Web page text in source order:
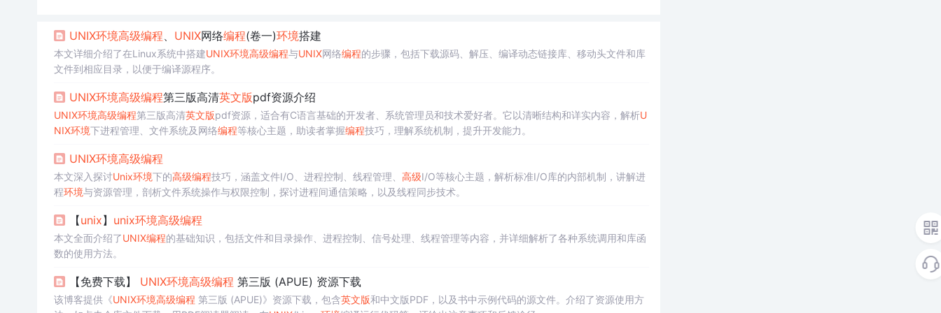
UNIX环境高级编程、 UNIX网络编程(卷一)环境搭建
本文详细介绍了在Linux系统中搭建UNIX环境高级编程与UNIX网络编程的步骤，包括下载源码、解压、编译动态链接库、移动头文件和库
文件到相应目录，以便于编译源程序。
UNIX环境高级编程第三版高清英文版pdf资源介绍
UNIX环境高级编程第三版高清英文版pdf资源，适合有C语言基础的开发者、系统管理员和技术爱好者。它以清晰结构和详实内容，解析U
NIX环境下进程管理、文件系统及网络编程等核心主题，助读者掌握编程技巧，理解系统机制，提升开发能力。
UNIX环境高级编程
本文深入探讨Unix环境下的高级编程技巧，涵盖文件I/O、进程控制、线程管理、 高级I/O等核心主题，解析标准I/O库的内部机制，讲解进
程环境与资源管理，剖析文件系统操作与权限控制，探讨进程间通信策略，以及线程同步技术。
【unix】 unix环境高级编程
本文全面介绍了UNIX编程的基础知识，包括文件和目录操作、进程控制、信号处理、线程管理等内容，并详细解析了各种系统调用和库函
数的使用方法。
【免费下载】 UNIX环境高级编程 第三版 (APUE) 资源下载
该博客提供《UNIX环境高级编程 第三版 (APUE)》资源下载，包含英文版和中文版PDF，以及书中示例代码的源文件。介绍了资源使用方